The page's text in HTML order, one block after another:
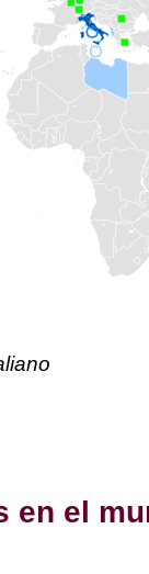
en el